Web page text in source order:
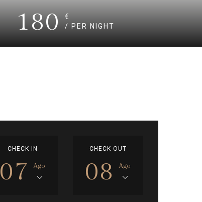
180
€
/ PER NIGHT
CHECK-IN
07 Ago
CHECK-OUT
08 Ago